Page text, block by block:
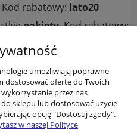
Kod rabatowy: lato20
pakiety. Kod rabatowy:
umożliwiają poprawne
dostosować ofertę do Twoich
przez nas
sklepu lub dostosować użycie
opcję "Dostosuj zgody".
w naszej Polityce